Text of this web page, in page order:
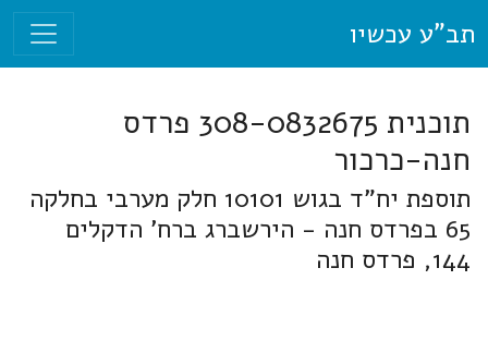
תב"ע עכשיו
תוכנית 308-0832675 פרדס
חנה-כרכור
תוספת יח"ד בגוש 10101 חלק מערבי בחלקה
65 בפרדס חנה - הירשברג ברח' הדקלים
144, פרדס חנה